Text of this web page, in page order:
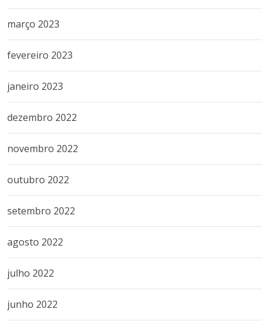
março 2023
fevereiro 2023
janeiro 2023
dezembro 2022
novembro 2022
outubro 2022
setembro 2022
agosto 2022
julho 2022
junho 2022